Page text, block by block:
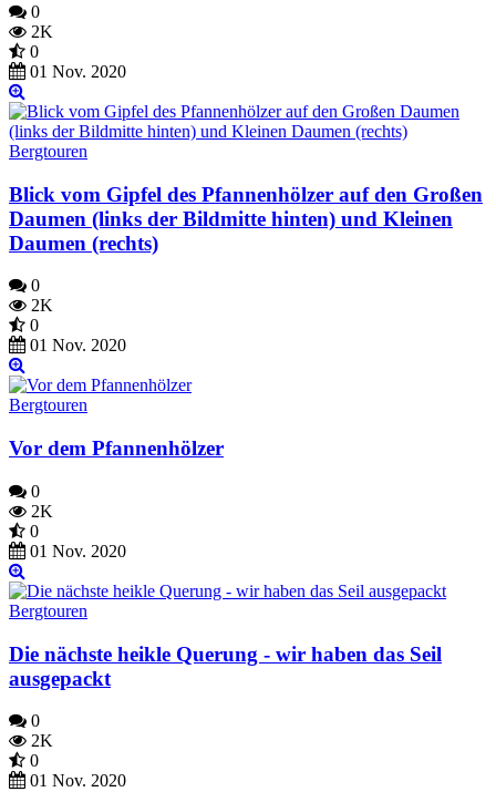
0
2K
0
01 Nov. 2020
Bergtouren
Blick vom Gipfel des Pfannenhölzer auf den Großen
Daumen (links der Bildmitte hinten) und Kleinen
Daumen (rechts)
0
2K
0
01 Nov. 2020
Bergtouren
Vor dem Pfannenhölzer
0
2K
0
01 Nov. 2020
Bergtouren
Die nächste heikle Querung - wir haben das Seil
ausgepackt
0
2K
0
01 Nov. 2020